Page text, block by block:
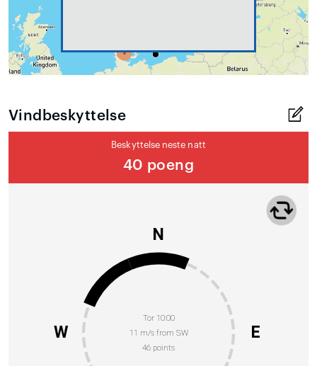
Vindbeskyttelse
Beskyttelse neste natt
40 poeng
Tor 10:00
11 m/s from SW
46 points
N
E
W